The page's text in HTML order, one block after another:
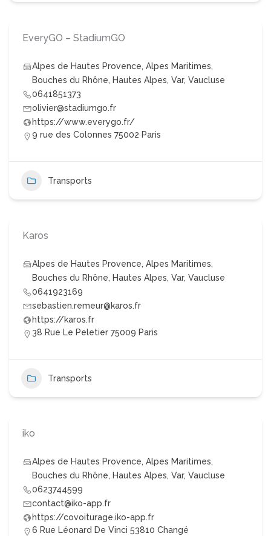
EveryGO – StadiumGO
Alpes de Hautes Provence, Alpes Maritimes,
Bouches du Rhône, Hautes Alpes, Var, Vaucluse
0641851373
olivier@stadiumgo.fr
https://www.everygo.fr/
9 rue des Colonnes 75002 Paris
Transports
Karos
Alpes de Hautes Provence, Alpes Maritimes,
Bouches du Rhône, Hautes Alpes, Var, Vaucluse
0641923169
sebastien.remeur@karos.fr
https://karos.fr
38 Rue Le Peletier 75009 Paris
Transports
iko
Alpes de Hautes Provence, Alpes Maritimes,
Bouches du Rhône, Hautes Alpes, Var, Vaucluse
0623744599
contact@iko-app.fr
https://covoiturage.iko-app.fr
6 Rue Léonard De Vinci 53810 Changé